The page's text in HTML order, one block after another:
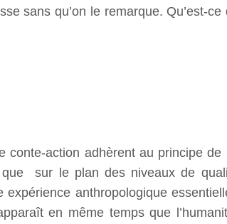
sans qu’on le remarque. Qu’est-
action adhèrent au principe de
sur le plan des niveaux de
anthropologique
en même temps que